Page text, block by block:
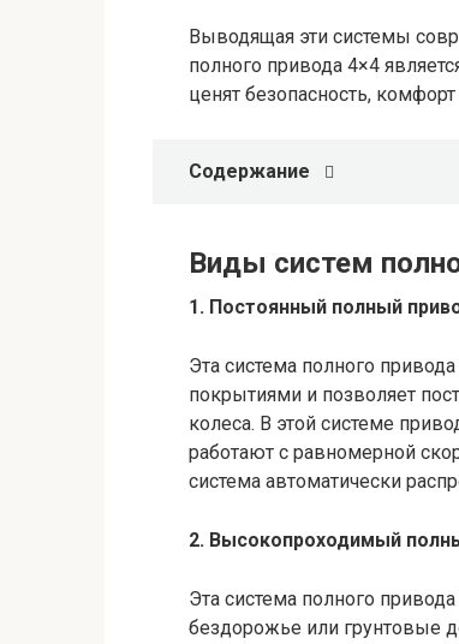
Выводящая эти системы
полного привода 4×4
ценят безопасность,
Содержание
Виды систем
1. Постоянный полный
Эта система полного
покрытиями и позволяет
колеса. В этой системе
работают с равномерной
система автоматически
2. Высокопроходимый
Эта система полного
бездорожье или грунтовые